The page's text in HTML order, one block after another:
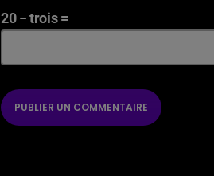
20 − trois =